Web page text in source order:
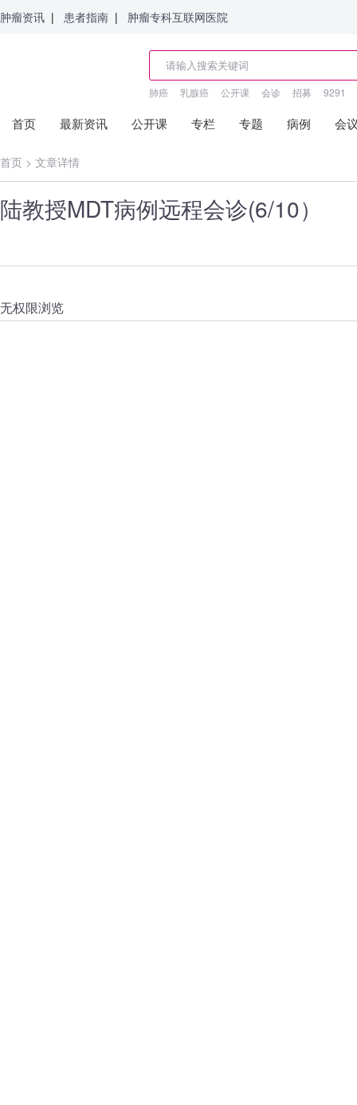
肿瘤资讯 | 患者指南 | 肿瘤专科互联网医院
肺癌 乳腺癌 公开课 会诊 招募 9291
首页 最新资讯 公开课 专栏 专题 病例 会
首页 > 文章详情
陆教授MDT病例远程会诊(6/10）
无权限浏览